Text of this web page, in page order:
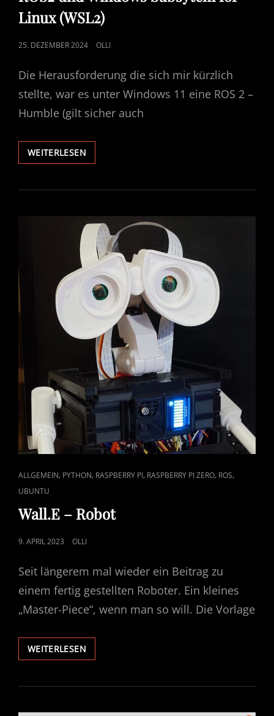
Linux (WSL2)
POSTED
25. DEZEMBER 2024 OLLI
Die Herausforderung die sich mir kürzlich
stellte, war es unter Windows 11 eine ROS 2 –
Humble (gilt sicher auch
WEITERLESENROS2
UND
SUBSYTEM
LINUX
(WSL2)
CAT
LINKS
ALLGEMEIN, PYTHON, RASPBERRY PI, RASPBERRY PI ZERO, ROS,
UBUNTU
Wall.E – Robot
POSTED
9. APRIL 2023 OLLI
Seit längerem mal wieder ein Beitrag zu
einem fertig gestellten Roboter. Ein kleines
„Master-Piece“, wenn man so will. Die Vorlage
WEITERLESENWALL.E
–